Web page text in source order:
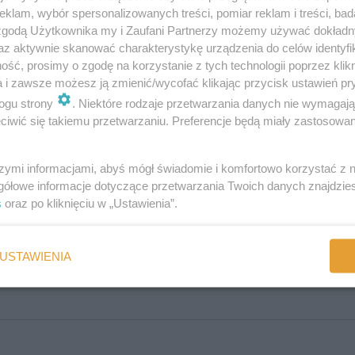
oksytocyny, hormonu powiązanego z tworzeniem więzi
nie tylko o przesadnie drogichprezentach(które drążą w budżecie
z tym, że święta zbyt często oznaczają (zbyt duży) przyrost
średnim przyrostem masy ciała około500g(Garrow, 2000). Wydaje
noworocznych postanowień).
spostrzeżenie na temat świąt bożonarodzeniowych: „ Boże
za to bardzo autorskie scenariusze świąt, czyli
spędzić
wybór spersonalizowanych treści, pomiar reklam i treści,
Użytkownika my i Zaufani Partnerzy możemy używać
aktywnie skanować charakterystykę urządzenia do celów
prosimy o zgodę na korzystanie z tych technologii poprzez
i zawsze możesz ją zmienić/wycofać klikając przycisk ustawień
strony
. Niektóre rodzaje przetwarzania danych nie
się takiemu przetwarzaniu. Preferencje będą miały
informacjami, abyś mógł świadomie i komfortowo korzystać z
informacje dotyczące przetwarzania Twoich danych
oraz po kliknięciu w „Ustawienia”.
USTAWIENIA